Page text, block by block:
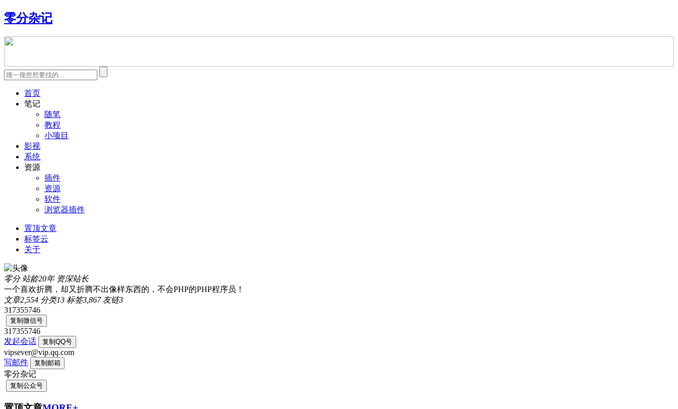
零分杂记
首页
笔记
随笔
教程
小项目
影视
系统
资源
插件
资源
软件
浏览器插件
置顶文章
标签云
关于
零分 站龄20年 资深站长
一个喜欢折腾，却又折腾不出像样东西的，不会PHP的PHP程序员！
文章2,554 分类13 标签3,867 友链3
317355746
复制微信号
317355746
发起会话
复制QQ号
vipsever@vip.qq.com
写邮件
复制邮箱
零分杂记
复制公众号